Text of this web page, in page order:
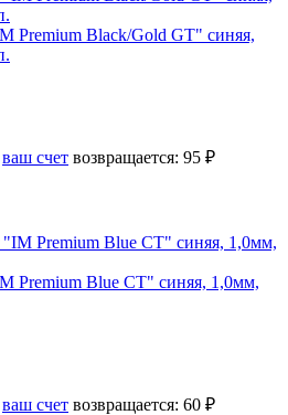
Premium Black/Gold GT" синяя,
ваш счет возвращается: 95 ₽
Premium Blue CT" синяя, 1,0мм,
ваш счет возвращается: 60 ₽